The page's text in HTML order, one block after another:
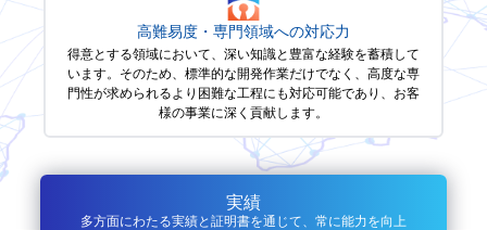
高難易度・専門領域への対応力
得意とする領域において、深い知識と豊富な経験を蓄積して
います。そのため、標準的な開発作業だけでなく、高度な専
門性が求められるより困難な工程にも対応可能であり、お客
様の事業に深く貢献します。
実績
多方面にわたる実績と証明書を通じて、常に能力を向上